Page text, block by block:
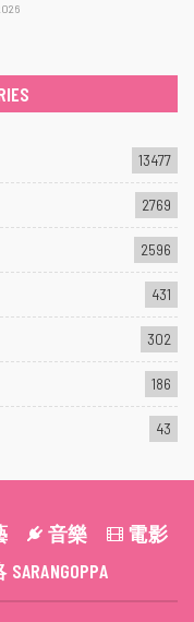
13477
2769
2596
431
302
186
43
音樂
電影